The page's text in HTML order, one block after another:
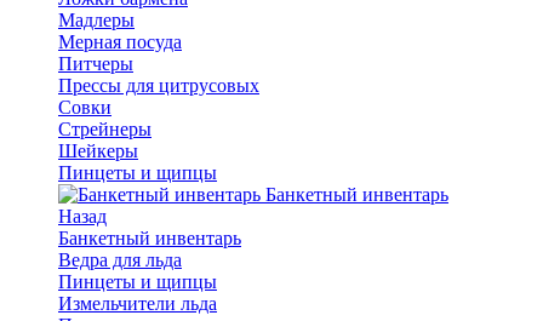
Мадлеры
Мерная посуда
Питчеры
Прессы для цитрусовых
Совки
Стрейнеры
Шейкеры
Пинцеты и щипцы
Банкетный инвентарь
Назад
Банкетный инвентарь
Ведра для льда
Пинцеты и щипцы
Измельчители льда